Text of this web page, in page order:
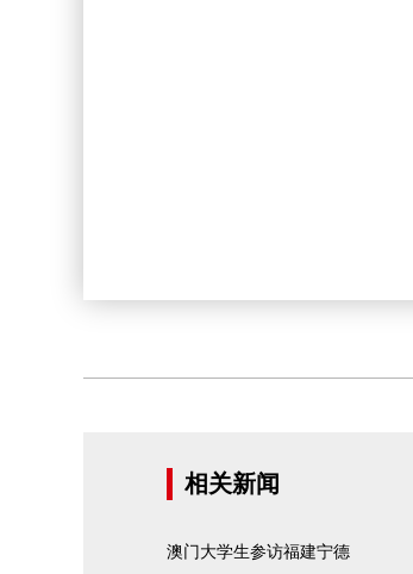
相关新闻
澳门大学生参访福建宁德